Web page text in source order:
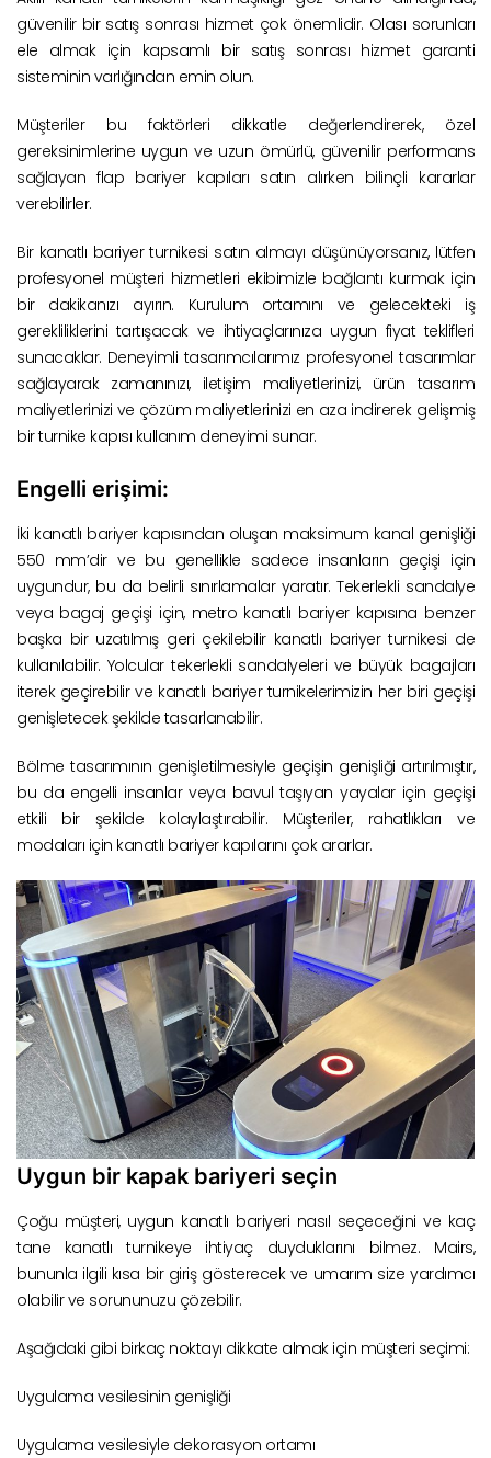
güvenilir bir satış sonrası hizmet çok önemlidir. Olası sorunları
ele almak için kapsamlı bir satış sonrası hizmet garanti
sisteminin varlığından emin olun.
Müşteriler bu faktörleri dikkatle değerlendirerek, özel
gereksinimlerine uygun ve uzun ömürlü, güvenilir performans
sağlayan flap bariyer kapıları satın alırken bilinçli kararlar
verebilirler.
Bir kanatlı bariyer turnikesi satın almayı düşünüyorsanız, lütfen
profesyonel müşteri hizmetleri ekibimizle bağlantı kurmak için
bir dakikanızı ayırın. Kurulum ortamını ve gelecekteki iş
gerekliliklerini tartışacak ve ihtiyaçlarınıza uygun fiyat teklifleri
sunacaklar. Deneyimli tasarımcılarımız profesyonel tasarımlar
sağlayarak zamanınızı, iletişim maliyetlerinizi, ürün tasarım
maliyetlerinizi ve çözüm maliyetlerinizi en aza indirerek gelişmiş
bir turnike kapısı kullanım deneyimi sunar.
Engelli erişimi:
İki kanatlı bariyer kapısından oluşan maksimum kanal genişliği
550 mm’dir ve bu genellikle sadece insanların geçişi için
uygundur, bu da belirli sınırlamalar yaratır. Tekerlekli sandalye
veya bagaj geçişi için, metro kanatlı bariyer kapısına benzer
başka bir uzatılmış geri çekilebilir kanatlı bariyer turnikesi de
kullanılabilir. Yolcular tekerlekli sandalyeleri ve büyük bagajları
iterek geçirebilir ve kanatlı bariyer turnikelerimizin her biri geçişi
genişletecek şekilde tasarlanabilir.
Bölme tasarımının genişletilmesiyle geçişin genişliği artırılmıştır,
bu da engelli insanlar veya bavul taşıyan yayalar için geçişi
etkili bir şekilde kolaylaştırabilir. Müşteriler, rahatlıkları ve
modaları için kanatlı bariyer kapılarını çok ararlar.
Uygun bir kapak bariyeri seçin
Çoğu müşteri, uygun kanatlı bariyeri nasıl seçeceğini ve kaç
tane kanatlı turnikeye ihtiyaç duyduklarını bilmez. Mairs,
bununla ilgili kısa bir giriş gösterecek ve umarım size yardımcı
olabilir ve sorununuzu çözebilir.
Aşağıdaki gibi birkaç noktayı dikkate almak için müşteri seçimi:
Uygulama vesilesinin genişliği
Uygulama vesilesiyle dekorasyon ortamı